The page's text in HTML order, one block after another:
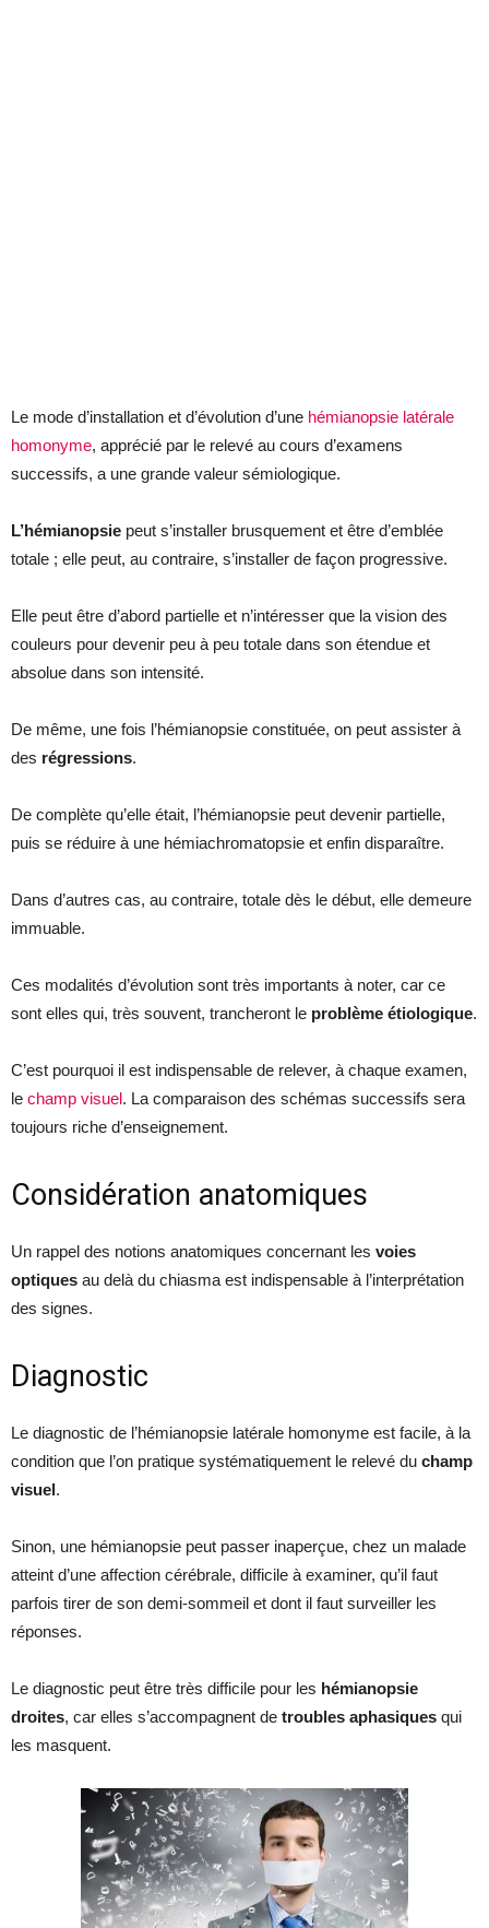
Le mode d’installation et d’évolution d’une hémianopsie latérale
homonyme, apprécié par le relevé au cours d’examens
successifs, a une grande valeur sémiologique.
L’hémianopsie peut s’installer brusquement et être d’emblée
totale ; elle peut, au contraire, s’installer de façon progressive.
Elle peut être d’abord partielle et n’intéresser que la vision des
couleurs pour devenir peu à peu totale dans son étendue et
absolue dans son intensité.
De même, une fois l’hémianopsie constituée, on peut assister à
des régressions.
De complète qu’elle était, l’hémianopsie peut devenir partielle,
puis se réduire à une hémiachromatopsie et enfin disparaître.
Dans d’autres cas, au contraire, totale dès le début, elle demeure
immuable.
Ces modalités d’évolution sont très importants à noter, car ce
sont elles qui, très souvent, trancheront le problème étiologique.
C’est pourquoi il est indispensable de relever, à chaque examen,
le champ visuel. La comparaison des schémas successifs sera
toujours riche d’enseignement.
Considération anatomiques
Un rappel des notions anatomiques concernant les voies
optiques au delà du chiasma est indispensable à l’interprétation
des signes.
Diagnostic
Le diagnostic de l’hémianopsie latérale homonyme est facile, à la
condition que l’on pratique systématiquement le relevé du champ
visuel.
Sinon, une hémianopsie peut passer inaperçue, chez un malade
atteint d’une affection cérébrale, difficile à examiner, qu’il faut
parfois tirer de son demi-sommeil et dont il faut surveiller les
réponses.
Le diagnostic peut être très difficile pour les hémianopsie
droites, car elles s’accompagnent de troubles aphasiques qui
les masquent.